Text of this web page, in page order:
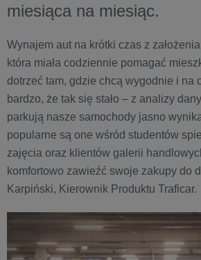
miesiąca na miesiąc.
Wynajem aut na krótki czas z założenia
która miała codziennie pomagać
dotrzeć tam, gdzie chcą wygodnie i na
bardzo, że tak się stało – z analizy
parkują nasze samochody jasno
popularne są one wśród studentów
zajęcia oraz klientów galerii
komfortowo zawieźć swoje zakupy do
Karpiński, Kierownik Produktu Traficar.